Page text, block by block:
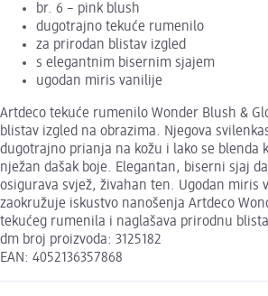
br. 6 – pink blush
dugotrajno tekuće rumenilo
za prirodan blistav izgled
s elegantnim bisernim sjajem
ugodan miris vanilije
Artdeco tekuće rumenilo Wonder Blush &
blistav izgled na obrazima. Njegova
dugotrajno prianja na kožu i lako se blenda
nježan dašak boje. Elegantan, biserni sjaj
osigurava svjež, živahan ten. Ugodan miris
zaokružuje iskustvo nanošenja Artdeco
tekućeg rumenila i naglašava prirodnu
dm broj proizvoda: 3125182
EAN: 4052136357868